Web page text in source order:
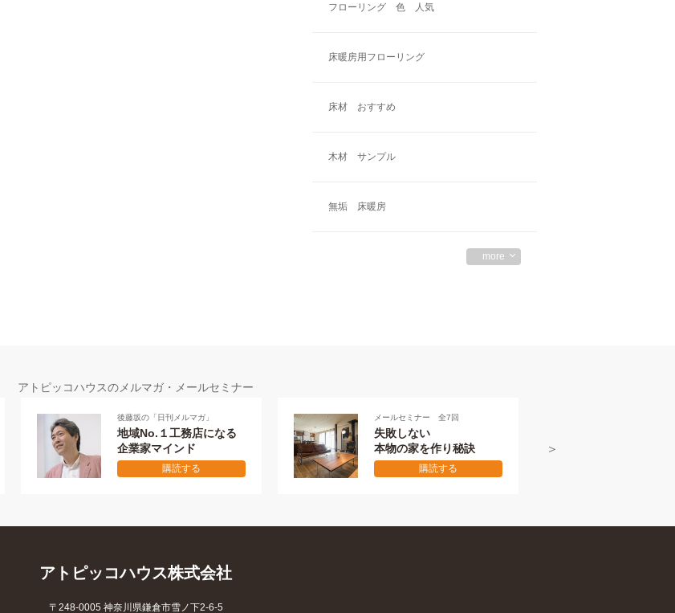
フローリング 色 人気
床暖房用フローリング
床材 おすすめ
木材 サンプル
無垢 床暖房
more
アトピッコハウスのメルマガ・メールセミナー
後藤坂の「日刊メルマガ」
地域No.１工務店になる
企業家マインド
購読する
メールセミナー 全7回
失敗しない
本物の家を作り秘訣
購読する
アトピッコハウス株式会社
〒248-0005 神奈川県鎌倉市雪ノ下2-6-5